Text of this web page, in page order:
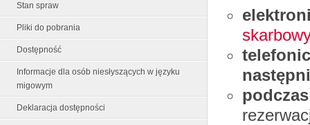
Stan spraw
Pliki do pobrania
Dostępność
Informacje dla osób niesłyszących w języku
migowym
Deklaracja dostępności